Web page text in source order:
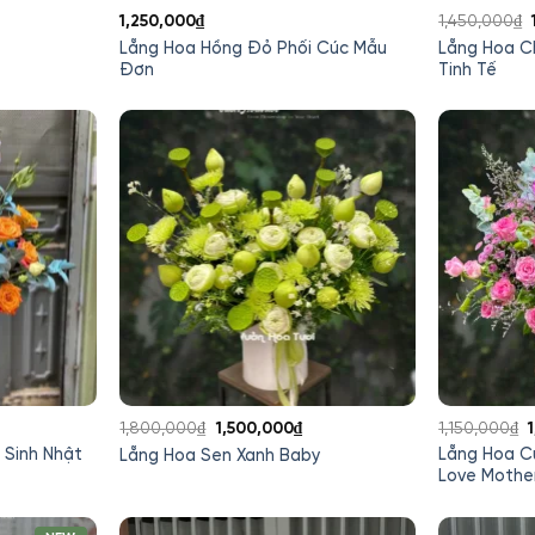
Lẵng Hoa Hồng Đỏ Phối Cúc Mẫu
Đơn
1,250,000₫
Lẵng Hoa
Tinh Tế
1,450,000₫
Nhật
Lẵng Hoa Sen Xanh Baby
1,800,000₫ Giá
gốc
1,500,000₫Giá
hiện
1,500,000₫.
Lẵng Hoa
Love
1,150,000₫